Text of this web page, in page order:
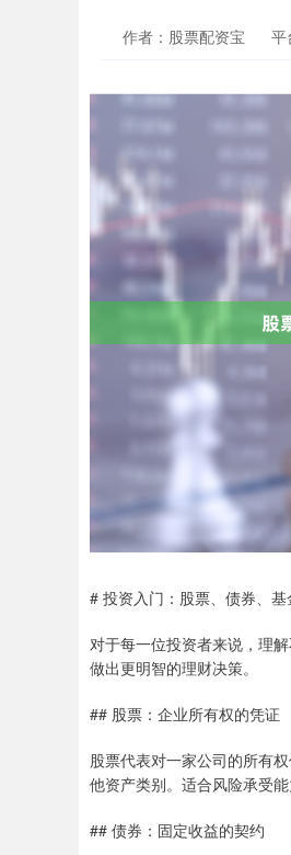
作者：股票配资宝 平
# 投资入门：股票、债券、
对于每一位投资者来说，理
做出更明智的理财决策。
## 股票：企业所有权的凭证
股票代表对一家公司的所有
他资产类别。适合风险承受
## 债券：固定收益的契约